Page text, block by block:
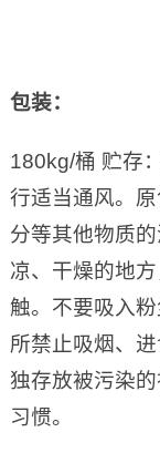
包装：
180kg/桶 贮存
行适当通风。
分等其他物质
凉、干燥的地
触。不要吸入
所禁止吸烟、
独存放被污染
习惯。